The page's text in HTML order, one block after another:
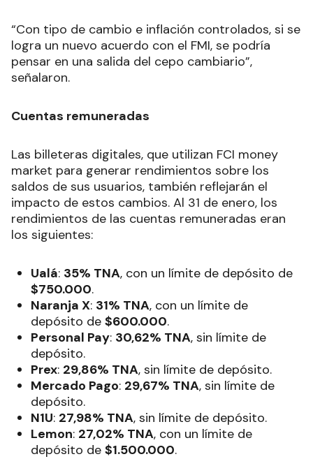
“Con tipo de cambio e inflación controlados, si se
logra un nuevo acuerdo con el FMI, se podría
pensar en una salida del cepo cambiario”,
señalaron.
Cuentas remuneradas
Las billeteras digitales, que utilizan FCI money
market para generar rendimientos sobre los
saldos de sus usuarios, también reflejarán el
impacto de estos cambios. Al 31 de enero, los
rendimientos de las cuentas remuneradas eran
los siguientes:
Ualá: 35% TNA, con un límite de depósito de
$750.000.
Naranja X: 31% TNA, con un límite de
depósito de $600.000.
Personal Pay: 30,62% TNA, sin límite de
depósito.
Prex: 29,86% TNA, sin límite de depósito.
Mercado Pago: 29,67% TNA, sin límite de
depósito.
N1U: 27,98% TNA, sin límite de depósito.
Lemon: 27,02% TNA, con un límite de
depósito de $1.500.000.